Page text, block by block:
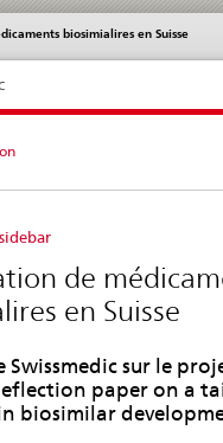
à
normes
biosimialires en Suisse
de
en Suisse
Swissmedic sur le
paper on a
biosimilar